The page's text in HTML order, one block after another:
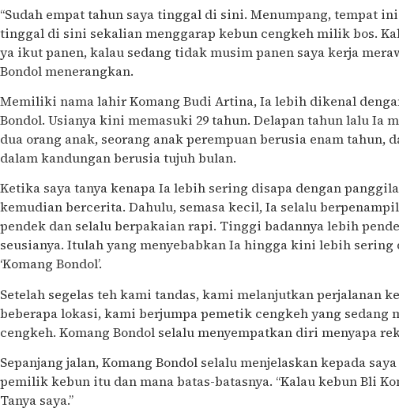
“Sudah empat tahun saya tinggal di sini. Menumpang, tempat
tinggal di sini sekalian menggarap kebun cengkeh milik bos.
ya ikut panen, kalau sedang tidak musim panen saya kerja
Bondol menerangkan.
Memiliki nama lahir Komang Budi Artina, Ia lebih dikenal
Bondol. Usianya kini memasuki 29 tahun. Delapan tahun lalu Ia
dua orang anak, seorang anak perempuan berusia enam tahun,
dalam kandungan berusia tujuh bulan.
Ketika saya tanya kenapa Ia lebih sering disapa dengan
kemudian bercerita. Dahulu, semasa kecil, Ia selalu
pendek dan selalu berpakaian rapi. Tinggi badannya lebih
seusianya. Itulah yang menyebabkan Ia hingga kini lebih sering
‘Komang Bondol’.
Setelah segelas teh kami tandas, kami melanjutkan perjalanan
beberapa lokasi, kami berjumpa pemetik cengkeh yang sedang
cengkeh. Komang Bondol selalu menyempatkan diri menyapa
Sepanjang jalan, Komang Bondol selalu menjelaskan kepada
pemilik kebun itu dan mana batas-batasnya. “Kalau kebun Bli
Tanya saya.”